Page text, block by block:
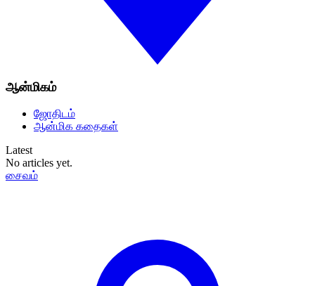
ஆன்மிகம்
ஜோதிடம்
ஆன்மிக கதைகள்
Latest
No articles yet.
சைவம்